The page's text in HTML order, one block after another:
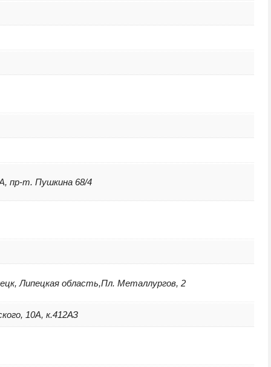
пр-т. Пушкина 68/4
Липецкая область,Пл. Металлургов, 2
10А, к.412АЗ